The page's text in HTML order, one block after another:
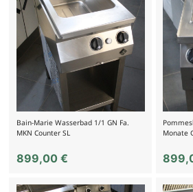
Bain-Marie Wasserbad 1/1 GN Fa.
MKN Counter SL
899,00 €
Monate